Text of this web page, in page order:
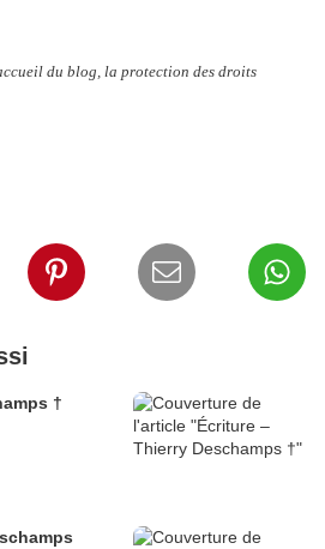
du blog, la protection des droits
†